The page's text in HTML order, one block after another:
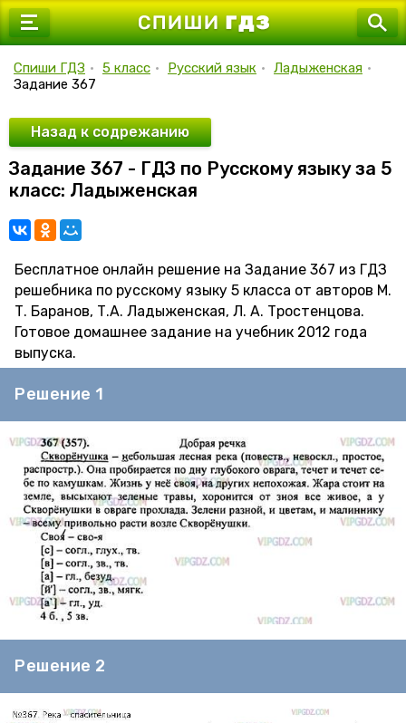
7 класс
9 класс
10 класс
11 класс
Спиши ГДЗ • 5 класс • Русский язык • Ладыженская •
Задание 367
Назад к содрежанию
Задание 367 - ГДЗ по Русскому языку за 5
класс: Ладыженская
Бесплатное онлайн решение на Задание 367 из ГДЗ
решебника по русскому языку 5 класса от авторов М.
Т. Баранов, Т.А. Ладыженская, Л. А. Тростенцова.
Готовое домашнее задание на учебник 2012 года
выпуска.
Решение 1
Решение 2